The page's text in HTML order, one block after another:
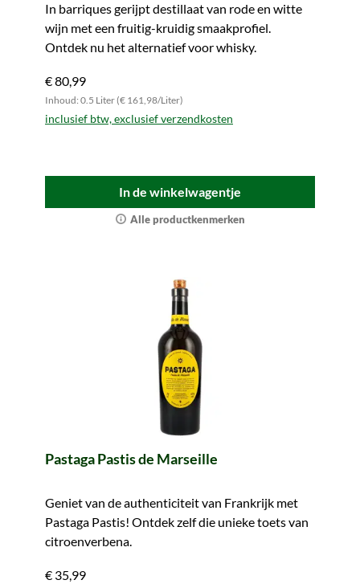
In barriques gerijpt destillaat van rode en witte
wijn met een fruitig-kruidig smaakprofiel.
Ontdek nu het alternatief voor whisky.
€ 80,99
Inhoud: 0.5 Liter (€ 161,98/Liter)
inclusief btw, exclusief verzendkosten
In de winkelwagentje
Alle productkenmerken
Pastaga Pastis de Marseille
Geniet van de authenticiteit van Frankrijk met
Pastaga Pastis! Ontdek zelf die unieke toets van
citroenverbena.
€ 35,99